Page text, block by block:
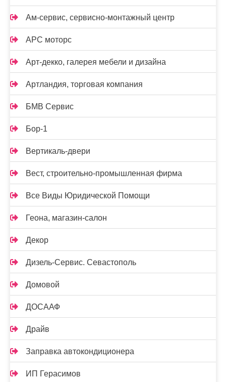
Ам-сервис, сервисно-монтажный центр
АРС моторс
Арт-декко, галерея мебели и дизайна
Артландия, торговая компания
БМВ Сервис
Бор-1
Вертикаль-двери
Вест, строительно-промышленная фирма
Все Виды Юридической Помощи
Геона, магазин-салон
Декор
Дизель-Сервис. Севастополь
Домовой
ДОСААФ
Драйв
Заправка автокондиционера
ИП Герасимов